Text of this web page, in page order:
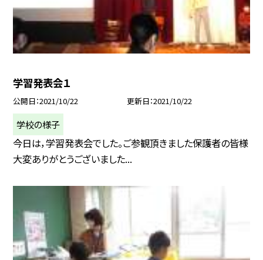
学習発表会１
公開日 2021/10/22 更新日 2021/10/22
学校の様子
今日は，学習発表会でした。ご参観頂きました保護者の皆様
大変ありがとうございました...